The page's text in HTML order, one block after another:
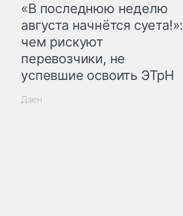
«В последнюю неделю
августа начнётся суета!»:
чем рискуют
перевозчики, не
успевшие освоить ЭТрН
Дзен